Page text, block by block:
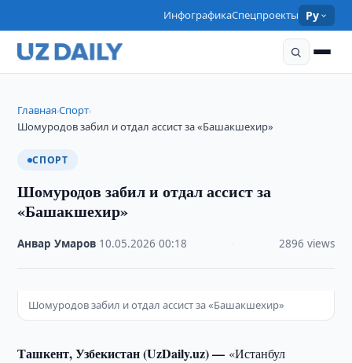
ИнфографикаСпецпроекты Ру
Главная›Спорт›
Шомуродов забил и отдал ассист за «Башакшехир»
СПОРТ
Шомуродов забил и отдал ассист за
«Башакшехир»
Анвар Умаров 10.05.2026 ·00:18 2896 views
Шомуродов забил и отдал ассист за «Башакшехир»
Ташкент, Узбекистан (UzDaily.uz) — «Истанбул